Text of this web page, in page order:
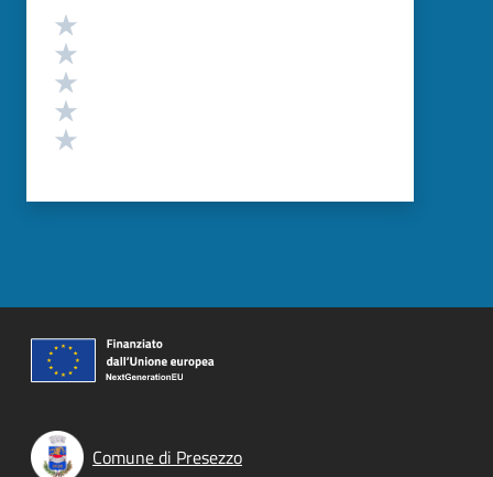
Valutazione
Comune di Presezzo